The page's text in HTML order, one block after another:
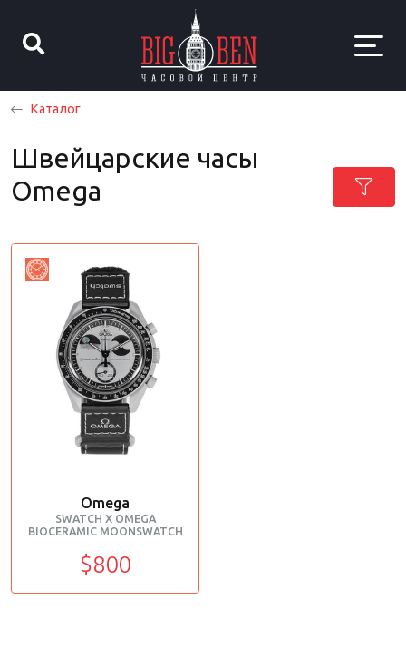
Каталог
Швейцарские часы
Omega
Omega
SWATCH X OMEGA
BIOCERAMIC MOONSWATCH
$800